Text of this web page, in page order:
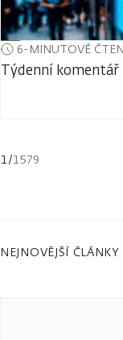
6-MINUTOVÉ
Týdenní komentář
1/1579
NEJNOVĚJŠÍ ČLÁNKY